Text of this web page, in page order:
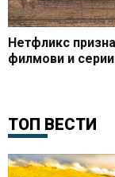
Нетфликс
филмови и
ТОП ВЕСТИ